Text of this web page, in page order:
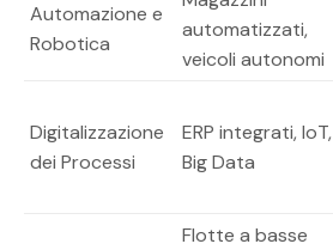
Automazione e
Robotica
automatizzati,
veicoli autonomi
Digitalizzazione
dei Processi
ERP integrati, IoT,
Big Data
Flotte a basse